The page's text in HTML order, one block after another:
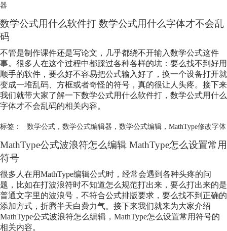
器
数学公式用什么软件打 数学公式用什么字体才不会乱
码
不管是制作课件还是写论文，几乎都绕不开输入数学公式这件
事。很多人在这个过程中都踩过各种各样的坑：要么找不到好用
顺手的软件，要么好不容易把公式输入好了，换一个设备打开就
变成一堆乱码、方框或者奇怪的符号，真的很让人头疼。接下来
我们就带大家了解一下数学公式用什么软件打，数学公式用什么
字体才不会乱码的相关内容。
标签： 数学公式， 数学公式编辑器 ， 数学公式编辑， MathType修改字体
MathType公式波浪符怎么编辑 MathType怎么设置常用
符号
很多人在用MathType编辑公式时，经常会遇到各种头疼的问
题，比如在打波浪符时不知道怎么规范打出来，要么打出来的是
普通文字里的波浪号，不符合公式排版要求，要么找不到正确的
添加方式，折腾半天白费力气。接下来我们就来为大家介绍
MathType公式波浪符怎么编辑，MathType怎么设置常用符号的
相关内容。